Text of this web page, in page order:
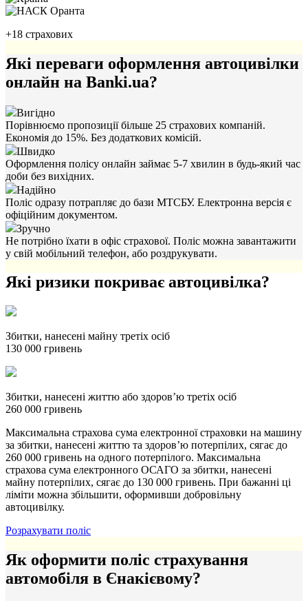
+18 страхових
Які переваги оформлення автоцивілки
онлайн на Banki.ua?
Вигідно
Порівнюємо пропозиції більше 25 страхових компаній.
Економія до 15%. Без додаткових комісій.
Швидко
Оформлення полісу онлайн займає 5-7 хвилин в будь-який час
доби без вихідних.
Надійно
Поліс одразу потрапляє до бази МТСБУ. Електронна версія є
офіційним документом.
Зручно
Не потрібно їхати в офіс страхової. Поліс можна завантажити
у свій мобільний телефон, або роздрукувати.
Які ризики покриває автоцивілка?
Збитки, нанесені майну третіх осіб
130 000 гривень
Збитки, нанесені життю або здоров’ю третіх осіб
260 000 гривень
Максимальна страхова сума електронної страховки на машину
за збитки, нанесені життю та здоров’ю потерпілих, сягає до
260 000 гривень на одного потерпілого. Максимальна
страхова сума електронного ОСАГО за збитки, нанесені
майну потерпілих, сягає до 130 000 гривень. При бажанні ці
ліміти можна збільшити, оформивши добровільну
автоцивілку.
Розрахувати поліс
Як оформити поліс страхування
автомобіля в Єнакієвому?